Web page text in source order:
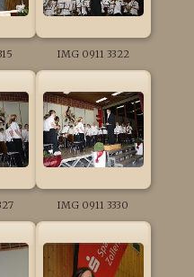
IMG 0911 3322
IMG 0911 3330